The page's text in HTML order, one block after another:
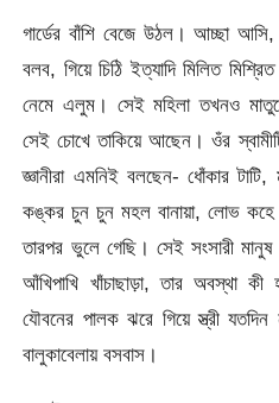
গার্ডের বাঁশি বেজে উঠল। আচ্ছা
বলব, গিয়ে চিঠি ইত্যাদি মিলিত
নেমে এলুম। সেই মহিলা তখনও
সেই চোখে তাকিয়ে আছেন। ওঁর
জ্ঞানীরা এমনিই বলছেন- ধোঁকার
কঙ্কর চুন চুন মহল বানায়া, লোভ কহে
তারপর ভুলে গেছি। সেই সংসারী মানুষ
আঁখিপাখি খাঁচাছাড়া, তার অবস্থা
যৌবনের পালক ঝরে গিয়ে স্ত্রী
বালুকাবেলায় বসবাস।